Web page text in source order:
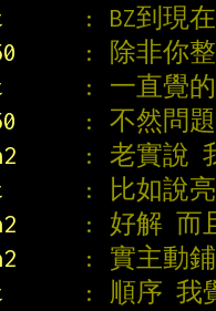
: BZ到現
: 除非你
: 一直覺
: 不然問
: 老實說
: 比如說
: 好解 而
: 實主動
: 順序 我